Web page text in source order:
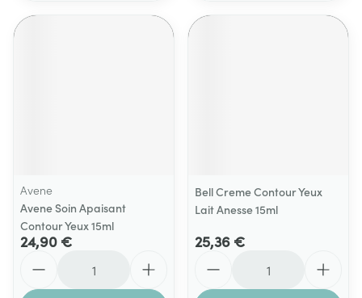
Avene
Avene Soin Apaisant
Contour Yeux 15ml
24,90 €
Bell Creme Contour Yeux
Lait Anesse 15ml
25,36 €